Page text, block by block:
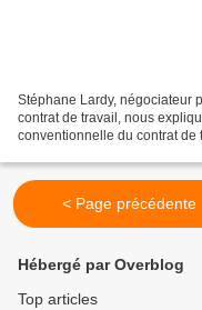
Stéphane Lardy, négociateur
contrat de travail, nous
conventionnelle du contrat
< Page précédente
Hébergé par Overblog
Top articles